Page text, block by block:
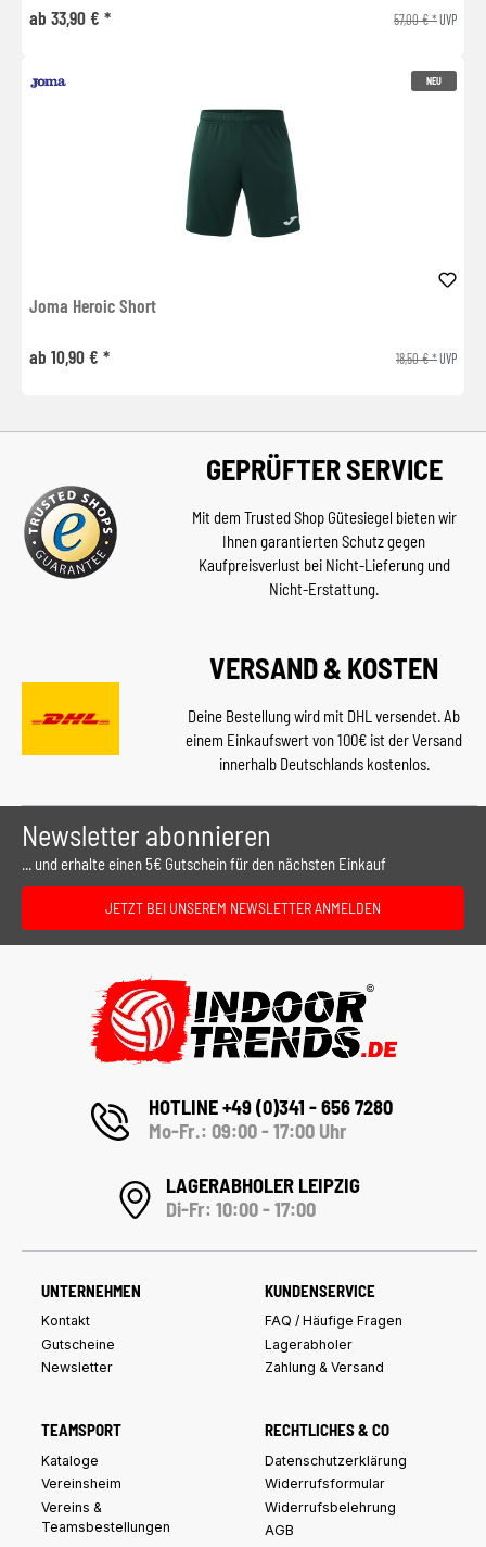
ab 33,90 € * 57,00 € *UVP
NEU
Joma Heroic Short
ab 10,90 € * 18,50 € *UVP
GEPRÜFTER SERVICE
Mit dem Trusted Shop Gütesiegel bieten wir
Ihnen garantierten Schutz gegen
Kaufpreisverlust bei Nicht-Lieferung und
Nicht-Erstattung.
VERSAND & KOSTEN
Deine Bestellung wird mit DHL versendet. Ab
einem Einkaufswert von 100€ ist der Versand
innerhalb Deutschlands kostenlos.
Newsletter abonnieren
... und erhalte einen 5€ Gutschein für den nächsten Einkauf
JETZT BEI UNSEREM NEWSLETTER ANMELDEN
HOTLINE +49 (0)341 - 656 7280
Mo-Fr.: 09:00 - 17:00 Uhr
LAGERABHOLER LEIPZIG
Di-Fr: 10:00 - 17:00
UNTERNEHMEN
Kontakt
Gutscheine
Newsletter
KUNDENSERVICE
FAQ / Häufige Fragen
Lagerabholer
Zahlung & Versand
TEAMSPORT
Kataloge
Vereinsheim
Vereins &
Teamsbestellungen
RECHTLICHES & CO
Datenschutzerklärung
Widerrufsformular
Widerrufsbelehrung
AGB